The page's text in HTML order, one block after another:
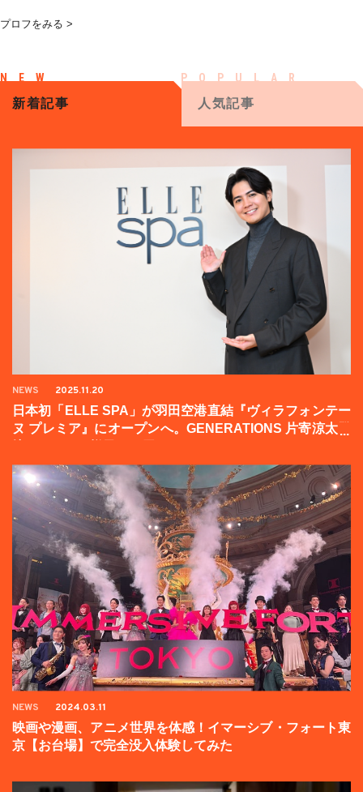
プロフをみる >
新着記事 人気記事
NEWS 2025.11.20
日本初「ELLE SPA」が羽田空港直結『ヴィラフォンテー
ヌ プレミア』にオープンへ。GENERATIONS 片寄涼太登
NEWS 2024.03.11
映画や漫画、アニメ世界を体感！イマーシブ・フォート東
京【お台場】で完全没入体験してみた